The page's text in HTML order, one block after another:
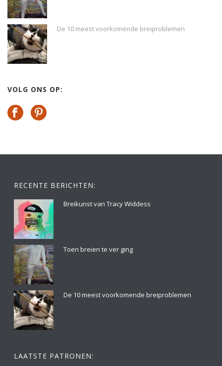
De 10 meest voorkomende breiproblemen
VOLG ONS OP:
RECENTE BERICHTEN:
Breikunst van Tracy Widdess
Toen breien te ver ging
De 10 meest voorkomende breiproblemen
LAATSTE PATRONEN: